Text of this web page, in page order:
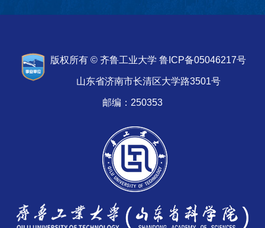
版权所有 © 齐鲁工业大学 鲁ICP备05046217号
山东省济南市长清区大学路3501号
邮编：250353